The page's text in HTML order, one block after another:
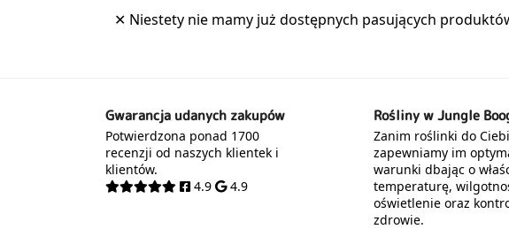
Gwarancja udanych zakupów
Potwierdzona ponad 1700
recenzji od naszych klientek i
klientów.
4.9
4.9
Rośliny w Jungle
Zanim roślinki do
zapewniamy im
warunki dbając o
temperaturę,
oświetlenie oraz
zdrowie.